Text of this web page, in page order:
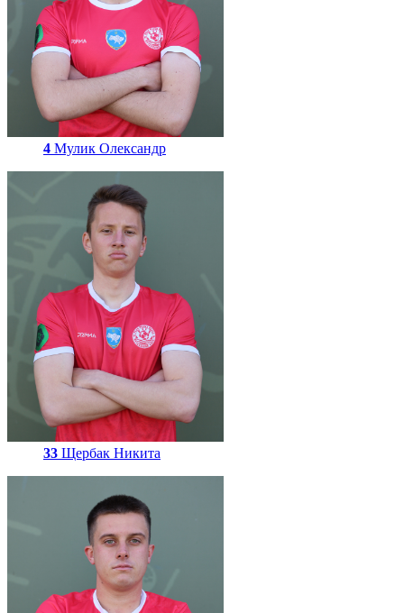
4 Мулик Олександр
33 Щербак Никита